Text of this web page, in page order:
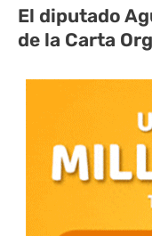
El diputado
de la Carta